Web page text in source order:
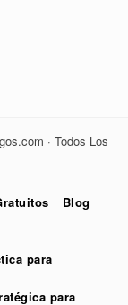
· Todos Los
Blog
para
para